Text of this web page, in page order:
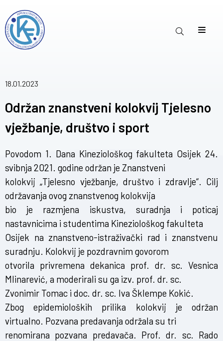
18.01.2023
Održan znanstveni kolokvij Tjelesno
vježbanje, društvo i sport
Povodom 1. Dana Kineziološkog fakulteta Osijek 24.
svibnja 2021. godine održan je Znanstveni
kolokvij „Tjelesno vježbanje, društvo i zdravlje“. Cilj
održavanja ovog znanstvenog kolokvija
bio je razmjena iskustva, suradnja i poticaj
nastavnicima i studentima Kineziološkog fakulteta
Osijek na znanstveno-istraživački rad i znanstvenu
suradnju. Kolokvij je pozdravnim govorom
otvorila privremena dekanica prof. dr. sc. Vesnica
Mlinarević, a moderirali su ga izv. prof. dr. sc.
Zvonimir Tomac i doc. dr. sc. Iva Šklempe Kokić.
Zbog epidemioloških prilika kolokvij je održan
virtualno. Pozvana predavanja održala su tri
renomirana pozvana predavača. Prof. dr. sc. Rado